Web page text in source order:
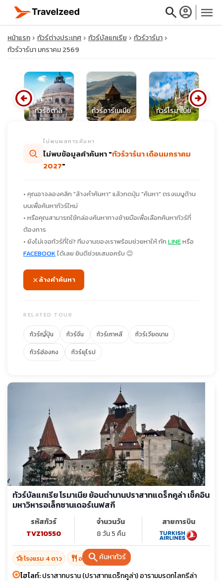
searchaccount_circle menu
close
travel_explore
หน้าแรก ทัวร์ต่างประเทศ ทัวร์บัลแกเรีย
ทัวร์วาร์นา
ทัวร์วาร์นา มกราคม 2569
ทัวร์อิตาลี ทัวร์อาร์เมเนีย ทัวร์โรมาเนีย
arrow_circle_left arrow_circle_right
search ค้นหาทัวร์
ไม่พบผลการค้นหา
ไม่พบข้อมูลคำค้นหา "ทัวร์วาร์นา เดือนมกราคม
2027"
• คุณอาจลองคลิก "ล้างคำค้นหา" แล้วกดปุ่ม "ค้นหา" ตรงเมนูด้าน
บนเพื่อค้นหาทัวร์ใหม่
• หรือคุณสามารถใช้กล่องค้นหาทางซ้ายมือเพื่อเลือกค้นหาทัวร์ที่
ต้องการ
• ยังไม่เจอทัวร์ที่ใช่? ทีมงานของเราพร้อมช่วยหาให้ ทัก LINEหรือ
FACEBOOKได้เลย ยินดีช่วยเสมอครับ 😊
ล้างคำค้นหา
RELATED TOUR
ทัวร์ญี่ปุ่น ทัวร์จีน ทัวร์เกาหลี
ทัวร์เวียดนาม
ทัวร์ฮ่องกง
ทัวร์ยุโรป
ทัวร์บัลแกเรีย โรมาเนีย ย้อนตำนานปราสาทแดร็กคูล่า เช็คอิน
มหาวิหารอเล็กซานเดอร์เนฟสกี
รหัสทัวร์
TVZ10550
จำนวนวัน
8 วัน 5 คืน
สายการบิน
hotel_classโรงแรม 4 ดาว restaurant อาหาร 16 มื้อ
ไฮไลท์:ปราสาทบราน (ปราสาทแดร็กคูล่า) อารามมรดกโลกรีล่า